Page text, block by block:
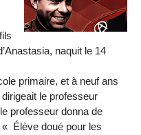
naquit le 14
primaire, et à neuf ans
le professeur
professeur donna de
Élève doué pour les